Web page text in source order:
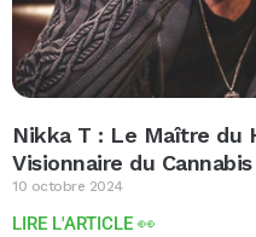
Nikka T : Le Maître du
Visionnaire du Cannabis
10 octobre 2024
LIRE L'ARTICLE 👀